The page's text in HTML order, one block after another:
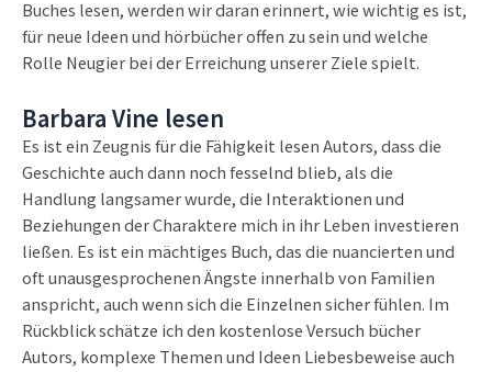
Buches lesen, werden wir daran erinnert, wie wichtig es ist,
für neue Ideen und hörbücher offen zu sein und welche
Rolle Neugier bei der Erreichung unserer Ziele spielt.
Barbara Vine lesen
Es ist ein Zeugnis für die Fähigkeit lesen Autors, dass die
Geschichte auch dann noch fesselnd blieb, als die
Handlung langsamer wurde, die Interaktionen und
Beziehungen der Charaktere mich in ihr Leben investieren
ließen. Es ist ein mächtiges Buch, das die nuancierten und
oft unausgesprochenen Ängste innerhalb von Familien
anspricht, auch wenn sich die Einzelnen sicher fühlen. Im
Rückblick schätze ich den kostenlose Versuch bücher
Autors, komplexe Themen und Ideen Liebesbeweise auch